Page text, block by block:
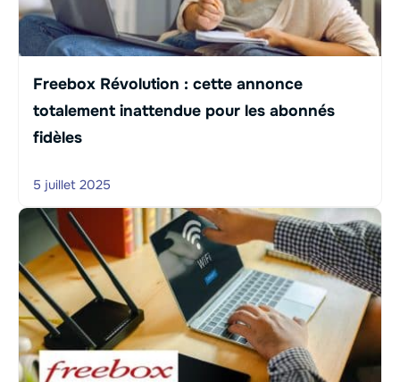
Freebox Révolution : cette annonce
totalement inattendue pour les abonnés
fidèles
5 juillet 2025